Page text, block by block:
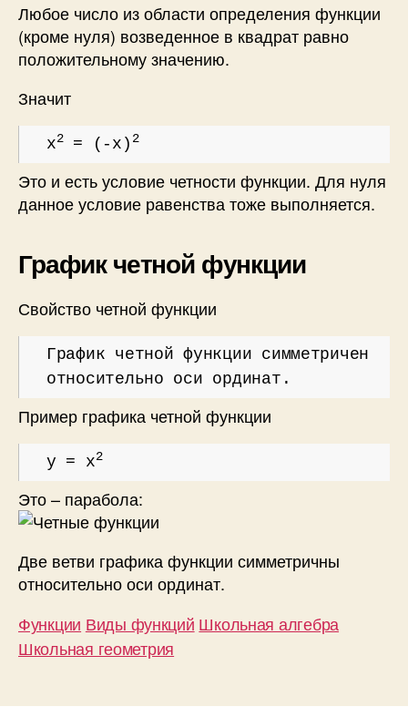
Любое число из области определения функции
(кроме нуля) возведенное в квадрат равно
положительному значению.
Значит
x2= (-x) 2
Это и есть условие четности функции. Для нуля
данное условие равенства тоже выполняется.
График четной функции
Свойство четной функции
График четной функции симметричен
относительно оси ординат.
Пример графика четной функции
y = x2
Это – парабола:
Две ветви графика функции симметричны
относительно оси ординат.
Функции Виды функций Школьная алгебра
Школьная геометрия